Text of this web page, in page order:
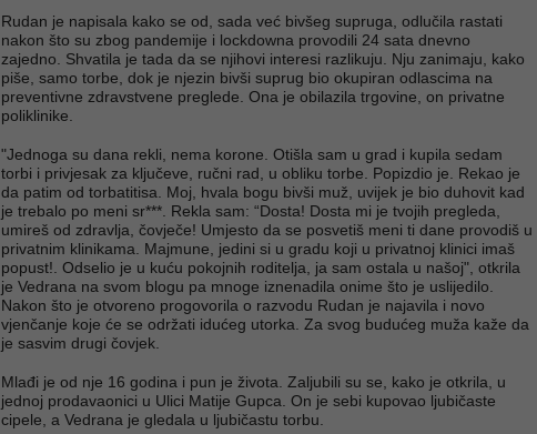
Rudan je napisala kako se od, sada već bivšeg supruga, odlučila rastati
nakon što su zbog pandemije i lockdowna provodili 24 sata dnevno
zajedno. Shvatila je tada da se njihovi interesi razlikuju. Nju zanimaju, kako
piše, samo torbe, dok je njezin bivši suprug bio okupiran odlascima na
preventivne zdravstvene preglede. Ona je obilazila trgovine, on privatne
poliklinike.
"Jednoga su dana rekli, nema korone. Otišla sam u grad i kupila sedam
torbi i privjesak za ključeve, ručni rad, u obliku torbe. Popizdio je. Rekao je
da patim od torbatitisa. Moj, hvala bogu bivši muž, uvijek je bio duhovit kad
je trebalo po meni sr***. Rekla sam: “Dosta! Dosta mi je tvojih pregleda,
umireš od zdravlja, čovječe! Umjesto da se posvetiš meni ti dane provodiš u
privatnim klinikama. Majmune, jedini si u gradu koji u privatnoj klinici imaš
popust!. Odselio je u kuću pokojnih roditelja, ja sam ostala u našoj", otkrila
je Vedrana na svom blogu pa mnoge iznenadila onime što je uslijedilo.
Nakon što je otvoreno progovorila o razvodu Rudan je najavila i novo
vjenčanje koje će se održati idućeg utorka. Za svog budućeg muža kaže da
je sasvim drugi čovjek.
Mlađi je od nje 16 godina i pun je života. Zaljubili su se, kako je otkrila, u
jednoj prodavaonici u Ulici Matije Gupca. On je sebi kupovao ljubičaste
cipele, a Vedrana je gledala u ljubičastu torbu.